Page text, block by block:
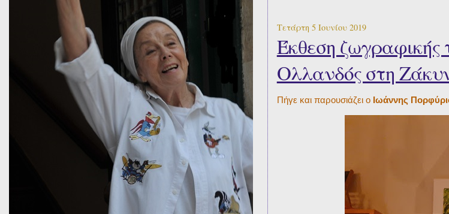
Τετάρτη 5 Ιουνίου 2019
Έκθεση ζωγραφικής
Ολλανδός στη
Πήγε και παρουσιάζει ο Ιωάννης